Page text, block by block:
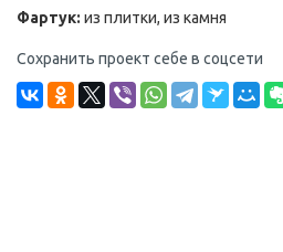
Фартук: из плитки, из камня
Сохранить проект себе в соцсети